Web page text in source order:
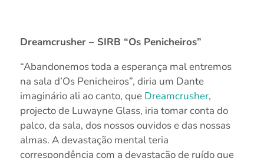
Dreamcrusher – SIRB “Os Penicheiros”
“Abandonemos toda a esperança mal entremos
na sala d’Os Penicheiros”, diria um Dante
imaginário ali ao canto, que Dreamcrusher,
projecto de Luwayne Glass, iria tomar conta do
palco, da sala, dos nossos ouvidos e das nossas
almas. A devastação mental teria
correspondência com a devastação de ruído que